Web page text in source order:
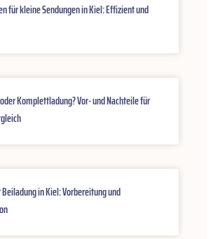
für kleine Sendungen in Kiel: Effizient und
Komplettladung? Vor- und Nachteile für
in Kiel: Vorbereitung und